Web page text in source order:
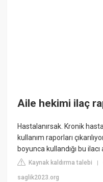
Aile hekimi ilaç
Hastalanırsak. Kronik
kullanım raporları
boyunca kullandığı bu
Kaynak kaldırma talebi |
saglik2023.org